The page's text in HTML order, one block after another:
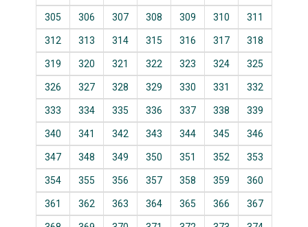
305 306 307 308 309 310 311
312 313 314 315 316 317 318
319 320 321 322 323 324 325
326 327 328 329 330 331 332
333 334 335 336 337 338 339
340 341 342 343 344 345 346
347 348 349 350 351 352 353
354 355 356 357 358 359 360
361 362 363 364 365 366 367